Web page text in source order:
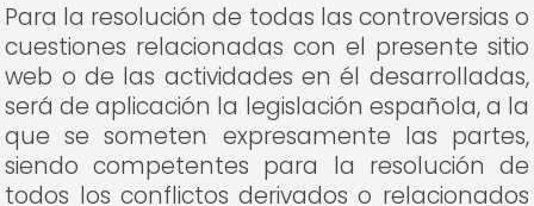
Para la resolución de todas las controversias o
cuestiones relacionadas con el presente sitio
web o de las actividades en él desarrolladas,
será de aplicación la legislación española, a la
que se someten expresamente las partes,
siendo competentes para la resolución de
todos los conflictos derivados o relacionados